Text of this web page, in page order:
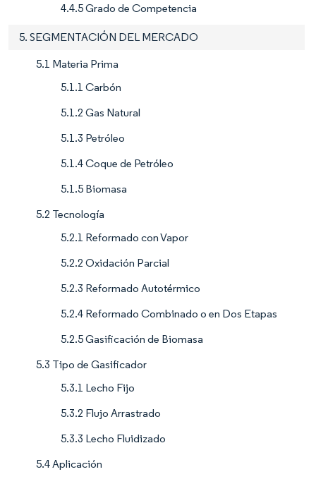
4.4.5 Grado de Competencia
5. SEGMENTACIÓN DEL MERCADO
5.1 Materia Prima
5.1.1 Carbón
5.1.2 Gas Natural
5.1.3 Petróleo
5.1.4 Coque de Petróleo
5.1.5 Biomasa
5.2 Tecnología
5.2.1 Reformado con Vapor
5.2.2 Oxidación Parcial
5.2.3 Reformado Autotérmico
5.2.4 Reformado Combinado o en Dos Etapas
5.2.5 Gasificación de Biomasa
5.3 Tipo de Gasificador
5.3.1 Lecho Fijo
5.3.2 Flujo Arrastrado
5.3.3 Lecho Fluidizado
5.4 Aplicación